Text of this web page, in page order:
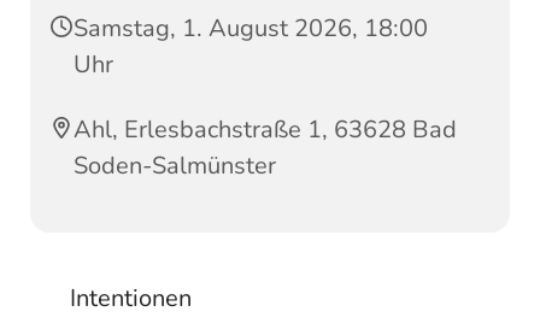
Samstag, 1. August 2026, 18:00
Uhr
Ahl, Erlesbachstraße 1, 63628 Bad
Soden-Salmünster
Intentionen